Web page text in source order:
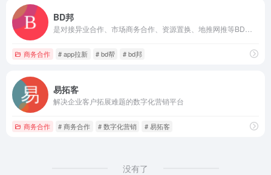
BD邦
商务合作 # app拉新 # bd帮 # bd邦
易拓客
解决企业客户拓展难题的数字化营销平台
商务合作 # 商务合作 # 数字化营销 # 易拓客
没有了